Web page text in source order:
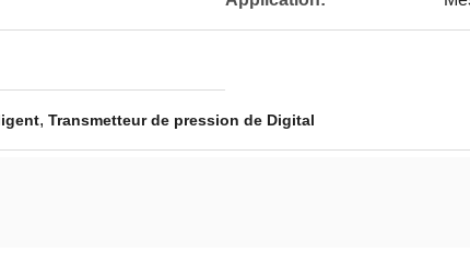
, Transmetteur de pression de Digital